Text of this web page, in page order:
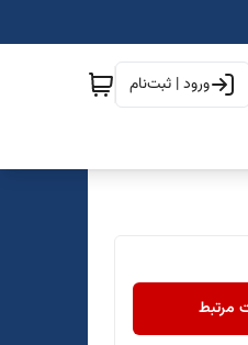
ورود | ثبت‌نام
مرتبط